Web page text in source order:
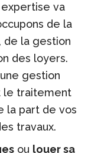
va
de la
de la gestion
des loyers.
gestion
le traitement
la part de vos
travaux.
ou louer sa